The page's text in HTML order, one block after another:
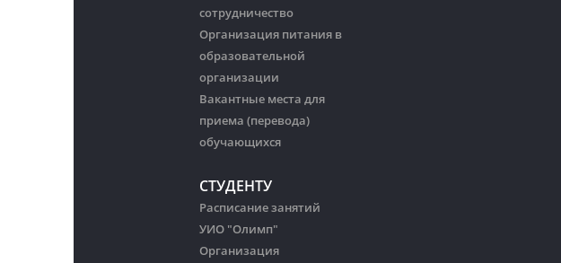
сотрудничество
Организация питания в
образовательной
организации
Вакантные места для
приема (перевода)
обучающихся
СТУДЕНТУ
Расписание занятий
УИО "Олимп"
Организация